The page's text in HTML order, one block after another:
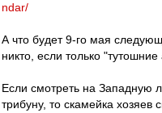
ndar/
А что будет 9-го мая
никто, если только "тутошние
Если смотреть на Западную
трибуну, то скамейка хозяев